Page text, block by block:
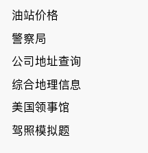
油站价格
警察局
公司地址查询
综合地理信息
美国领事馆
驾照模拟题